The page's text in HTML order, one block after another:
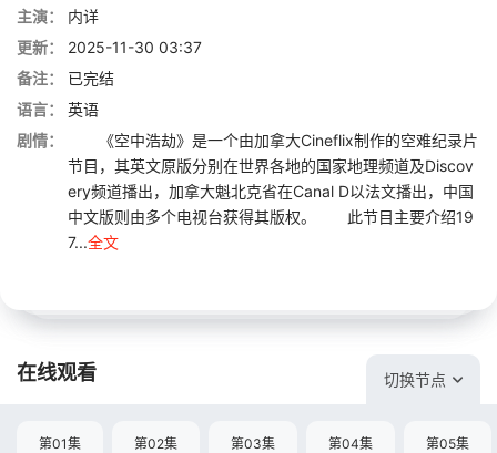
主演：
内详
更新：
2025-11-30 03:37
备注：
已完结
语言：
英语
剧情：
《空中浩劫》是一个由加拿大Cineflix制作的空难纪录片
节目，其英文原版分别在世界各地的国家地理频道及Discov
ery频道播出，加拿大魁北克省在Canal D以法文播出，中国
中文版则由多个电视台获得其版权。 此节目主要介绍19
7...全文
在线观看 切换节点
第01集 第02集 第03集 第04集 第05集